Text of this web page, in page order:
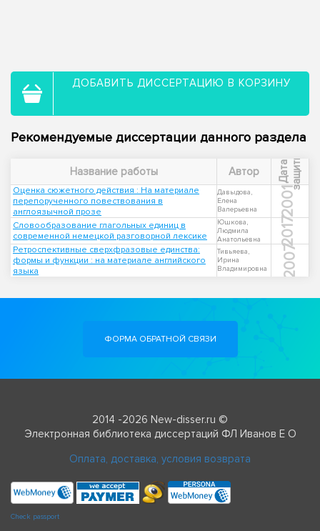
ДОБАВИТЬ ДИССЕРТАЦИЮ В КОРЗИНУ
Рекомендуемые диссертации данного раздела
Название работы Автор Д
а
т
а
з
а
щ
и
т ы
Оценка сюжетного действия : На материале
перепорученного повествования в
англоязычной прозе
Давыдова,
Елена
Валерьевна
2001
Словообразование глагольных единиц в
современной немецкой разговорной лексике
Юшкова,
Людмила
Анатольевна
2017
Ретроспективные сверхфразовые единства:
формы и функции : на материале английского
языка
Тивьяева,
Ирина
Владимировна
2007
ФОРМА ОБРАТНОЙ СВЯЗИ
2014 -2026 New-disser.ru ©
Электронная библиотека диссертаций ФЛ Иванов Е О
Оплата, доставка, условия возврата
Check passport